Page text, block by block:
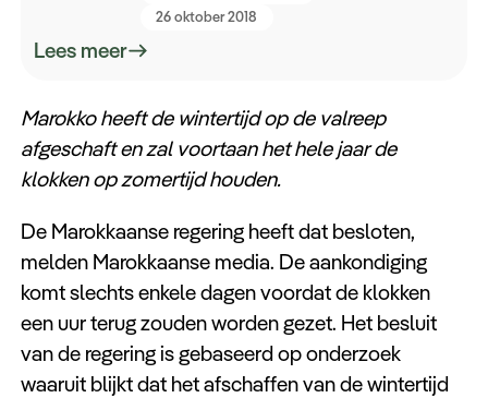
26 oktober 2018
Lees meer
Marokko heeft de wintertijd op de valreep
afgeschaft en zal voortaan het hele jaar de
klokken op zomertijd houden.
De Marokkaanse regering heeft dat besloten,
melden Marokkaanse media. De aankondiging
komt slechts enkele dagen voordat de klokken
een uur terug zouden worden gezet. Het besluit
van de regering is gebaseerd op onderzoek
waaruit blijkt dat het afschaffen van de wintertijd